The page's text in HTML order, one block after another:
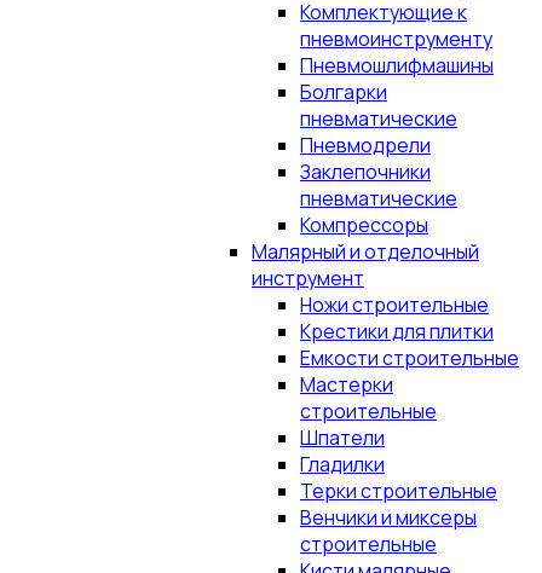
Комплектующие к
пневмоинструменту
Пневмошлифмашины
Болгарки
пневматические
Пневмодрели
Заклепочники
пневматические
Компрессоры
Малярный и отделочный
инструмент
Ножи строительные
Крестики для плитки
Емкости строительные
Мастерки
строительные
Шпатели
Гладилки
Терки строительные
Венчики и миксеры
строительные